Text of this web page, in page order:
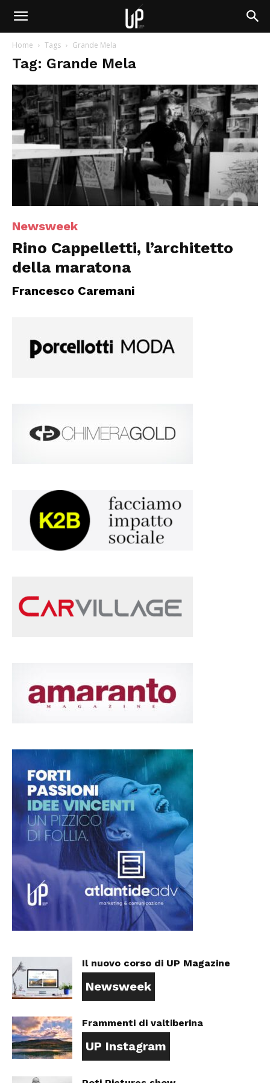
Home Tags Grande Mela
Tag: Grande Mela
Newsweek
Rino Cappelletti, l’architetto
della maratona
Francesco Caremani
Il nuovo corso di UP Magazine
Newsweek
Frammenti di valtiberina
UP Instagram